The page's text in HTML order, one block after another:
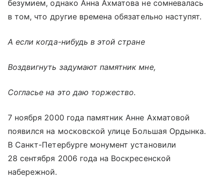
безумием, однако Анна Ахматова не сомневалась
в том, что другие времена обязательно наступят.
А если когда-нибудь в этой стране
Воздвигнуть задумают памятник мне,
Согласье на это даю торжество.
7 ноября 2000 года памятник Анне Ахматовой
появился на московской улице Большая Ордынка.
В Санкт-Петербурге монумент установили
28 сентября 2006 года на Воскресенской
набережной.